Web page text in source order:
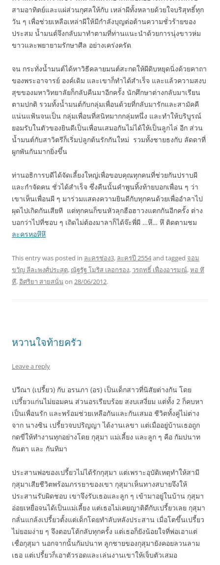
สามอาทิตย์และแผ่ส่วนกุศลให้กับ เหล่าผีทั้งหลายด้วยใจบริสุทธิ์ทุก
วัน ๆ เพื่อช่วยเหลือเหล่าผีให้มีกำลังบุญต่อต้านความชั่วร้ายของ
ประสม น้ำมนต์จึงกลับมาทำตามที่ท่านแนะนำด้วยการนุ่งขาวห่ม
ขาวและพยายามรักษาศีล อย่างเคร่งครัด
จน กระทั่งน้ำมนต์ได้หาวิธีคลายมนต์สะกดให้ผีดิบหยุดนิ่งด้วยคาถา
ของพระอาจารย์ องค์เดิม และเขาก็ทำได้สำเร็จ และแล้วความสงบ
สุขของมหาวิทยาลัยก็กลับคืนมาอีกครั้ง นักศึกษาต่างกลับมาเรียน
ตามปกติ รวมทั้งน้ำมนต์กับกลุ่มเพื่อนด้วยที่กลับมารักและสามัคคี
แน่นแฟ้นจนเป็น กลุ่มเพื่อนที่สนิทมากกลุ่มหนึ่ง และทำให้บริบูรณ์
ยอมรับในตัวของยินดีเป็นเพื่อนเสมอกันไม่ได้ให้เป็นลูกไล่ อีก ส่วน
น้ำมนต์กับสาวิตรีก็เริ่มปลูกต้นรักกันใหม่ รวมทั้งชายธงกับ ลัดดาที่
ผูกพันกันมากยิ่งขึ้น
ท่านอธิการบดีได้จัดเลี้ยงใหญ่เพื่อขอบคุณทุกคนที่ช่วยกันปราบผี
และกำจัดคน ชั่วได้สำเร็จ ซึ่งคืนนั้นคำพูนทิ้งท้ายบอกเพื่อน ๆ ว่า
เขาเห็นเพื่อนผี ๆ มาร่วมแสดงความยินดีกับทุกคนด้วยเพื่ออำลาไป
ผุดไปเกิดกันเสียที แต่ทุกคนก็ขนหัวลุกฮือฮาวงแตกกันอีกครั้ง ต่าง
บอกว่าไปที่ชอบ ๆ เถิดไม่ต้องมาลาก็ได้จ๊ะพี่ผี …หึ… หึ ติดตามชม
ละครหอหึหึ
This entry was posted in ละครช่อง3, ละครปี 2554and tagged จอม
ขวัญ ลีละพงศ์ประสุต, ณัฐรัฐ โมริส เลอกรอง, วรฤทธิ์ เฟื่องอารมณ์,หอ หึ
หึ, อิศริยา สายสนั่นon 28/06/2012.
หวานใจท้ายครัว
Leave a reply
ปวีณา (เปรี้ยว) กับ อรนภา (อร) เป็นเด็กสาวที่นิสัยต่างกัน โดย
เปรี้ยวแก่นไม่ยอมคน ส่วนอรเรียบร้อย สงบเสงี่ยม แต่ทั้ง 2 ก็คบหา
เป็นเพื่อนรัก และพร้อมช่วยเหลือกันและกันเสมอ ชีวิตทั้งคู่ไม่ต่าง
จาก นางซิน เปรี้ยวจบปริญญา ได้งานเลขา แต่เมื่ออยู่บ้านเธอถูก
กดขี่ให้ทำงานทุกอย่างโดย กุสุมา แม่เลี้ยง และลูก ๆ คือ กัมปนาท
กันตา และ กันทิมา
ประสานพ่อของเปรี้ยวไม่ได้รักกุสุมา แต่เพราะอุบัติเหตุทำให้สามี
กุสุมาเสียชีวิตพร้อมภรรยาของเขา กุสุมาเห็นทางสบายจึงให้
ประสานรับผิดชอบ เขาจึงรับเธอและลูก ๆ เข้ามาอยู่ในบ้าน กุสุมา
อ่อยเหยื่อจนได้เป็นแม่เลี้ยง แต่เธอไม่เคยญาติดีกับเปรี้ยวเลย กุสุมา
กลั่นแกล้งเปรี้ยวตั้งแต่เด็กโดยทำลับหลังประสาน เมื่อโตขึ้นเปรี้ยว
ไม่ยอมง่าย ๆ จึงตอบโต้กลับทุกครั้ง แต่เธอก็ยังน้อยใจที่พ่อเอาแต่
เชื่อกุสุมา นอกจากนั้นกัมปนาท ลูกชายของกุสุมายังคอยลวนลาม
เธอ แต่เปรี้ยวก็เอาตัวรอดและเล่นงานเขาให้เจ็บตัวเสมอ